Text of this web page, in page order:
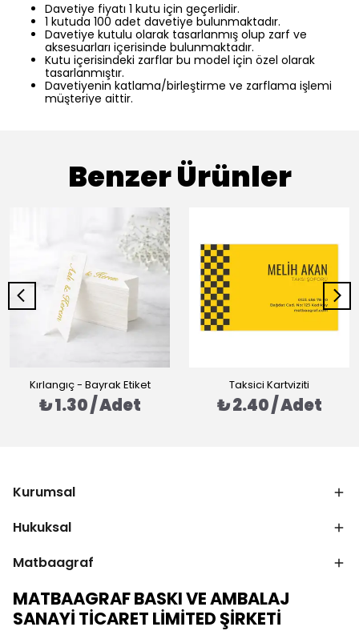
Davetiye fiyatı 1 kutu için geçerlidir.
1 kutuda 100 adet davetiye bulunmaktadır.
Davetiye kutulu olarak tasarlanmış olup zarf ve
aksesuarları içerisinde bulunmaktadır.
Kutu içerisindeki zarflar bu model için özel olarak
tasarlanmıştır.
Davetiyenin katlama/birleştirme ve zarflama işlemi
müşteriye aittir.
Benzer Ürünler
Kırlangıç - Bayrak Etiket
₺ 1.30 / Adet
Taksici Kartviziti
₺ 2.40 / Adet
Kurumsal
Hukuksal
Matbaagraf
MATBAAGRAF BASKI VE AMBALAJ
SANAYİ TİCARET LİMİTED ŞİRKETİ